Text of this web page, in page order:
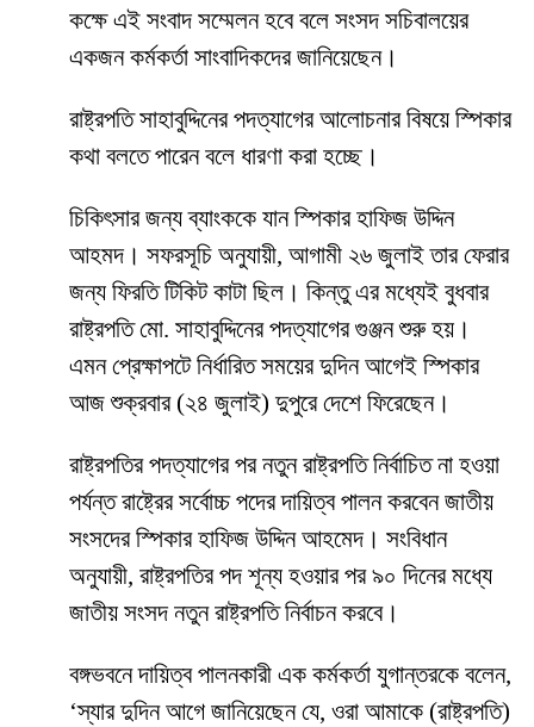
কক্ষে এই সংবাদ সম্মেলন হবে বলে সংসদ সচিবালয়ের
একজন কর্মকর্তা সাংবাদিকদের জানিয়েছেন।
রাষ্ট্রপতি সাহাবুদ্দিনের পদত্যাগের আলোচনার বিষয়ে স্পিকার
কথা বলতে পারেন বলে ধারণা করা হচ্ছে।
চিকিৎসার জন্য ব্যাংককে যান স্পিকার হাফিজ উদ্দিন
আহমদ। সফরসূচি অনুযায়ী, আগামী ২৬ জুলাই তার ফেরার
জন্য ফিরতি টিকিট কাটা ছিল। কিন্তু এর মধ্যেই বুধবার
রাষ্ট্রপতি মো. সাহাবুদ্দিনের পদত্যাগের গুঞ্জন শুরু হয়।
এমন প্রেক্ষাপটে নির্ধারিত সময়ের দুদিন আগেই স্পিকার
আজ শুক্রবার (২৪ জুলাই) দুপুরে দেশে ফিরেছেন।
রাষ্ট্রপতির পদত্যাগের পর নতুন রাষ্ট্রপতি নির্বাচিত না হওয়া
পর্যন্ত রাষ্ট্রের সর্বোচ্চ পদের দায়িত্ব পালন করবেন জাতীয়
সংসদের স্পিকার হাফিজ উদ্দিন আহমেদ। সংবিধান
অনুযায়ী, রাষ্ট্রপতির পদ শূন্য হওয়ার পর ৯০ দিনের মধ্যে
জাতীয় সংসদ নতুন রাষ্ট্রপতি নির্বাচন করবে।
বঙ্গভবনে দায়িত্ব পালনকারী এক কর্মকর্তা যুগান্তরকে বলেন,
‘স্যার দুদিন আগে জানিয়েছেন যে, ওরা আমাকে (রাষ্ট্রপতি)